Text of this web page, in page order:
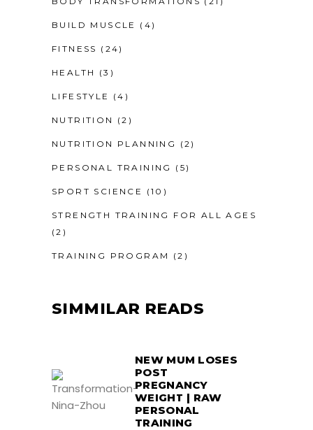
BUILD MUSCLE (4)
FITNESS (24)
HEALTH (3)
LIFESTYLE (4)
NUTRITION (2)
NUTRITION PLANNING (2)
PERSONAL TRAINING (5)
SPORT SCIENCE (10)
STRENGTH TRAINING FOR ALL AGES
(2)
TRAINING PROGRAM (2)
SIMMILAR READS
NEW MUM LOSES
POST
PREGNANCY
WEIGHT | RAW
PERSONAL
TRAINING